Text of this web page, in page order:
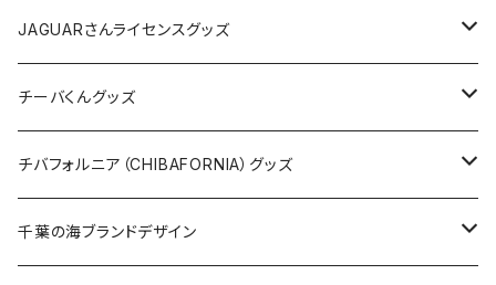
ホテルキーホルダー
ホテルキーホルダー
クリアファイル
Tシャツ
キャップ
バッグ
ステッカー
缶バッジ
キーホルダー
キャップ
バッグ
ステッカー
缶バッジ
ステッカー
ステッカー
ステッカー大
缶バッジ
缶バッジ32mm
缶バッジ54mm
エコバッグ
JAGUARさんコラボグッズ
JAGUARさんライセンスグッズ
Tシャツ
ステッカー
缶バッジ
チーバくんグッズ
Tシャツ
キャップ
チバフォルニア（CHIBAFORNIA）グッズ
Tシャツ
千葉の海ブランドデザイン